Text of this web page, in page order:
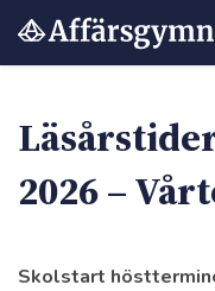
Hoppa
2026 –
Skolstart